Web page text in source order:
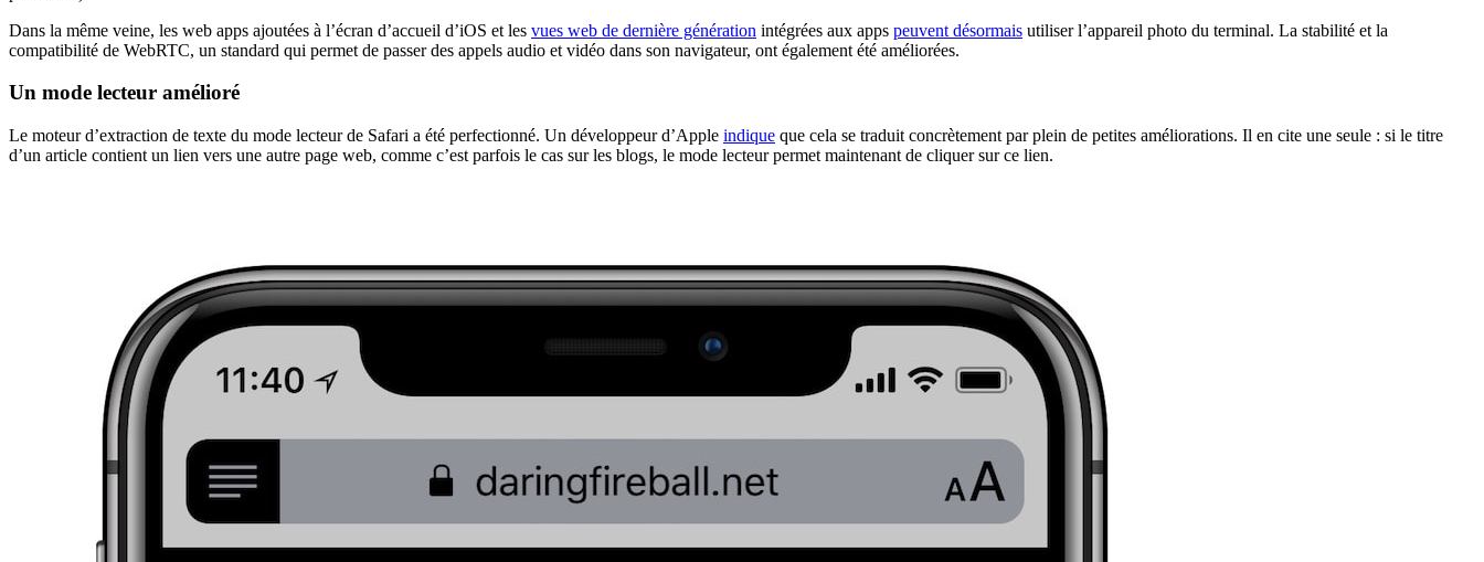
Dans la même veine, les web apps ajoutées à l’écran d’accueil d’iOS et les vues web de dernière génération intégrées aux apps peuvent désormais utiliser l’appareil photo du terminal. La stabilité et la
compatibilité de WebRTC, un standard qui permet de passer des appels audio et vidéo dans son navigateur, ont également été améliorées.
Un mode lecteur amélioré
Le moteur d’extraction de texte du mode lecteur de Safari a été perfectionné. Un développeur d’Apple indique que cela se traduit concrètement par plein de petites améliorations. Il en cite une seule : si le titre
d’un article contient un lien vers une autre page web, comme c’est parfois le cas sur les blogs, le mode lecteur permet maintenant de cliquer sur ce lien.